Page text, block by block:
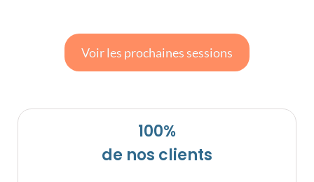
Voir les prochaines sessions
100%
de nos clients